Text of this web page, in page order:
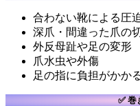
合わない靴による圧
深爪・間違った爪の
外反母趾や足の変形
爪水虫や外傷
足の指に負担がかか
✅ 巻